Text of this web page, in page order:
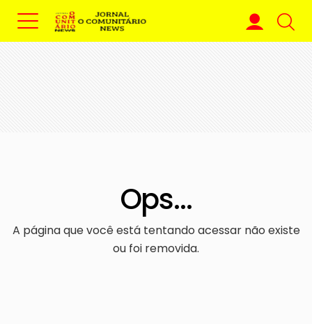
Ops...
A página que você está tentando acessar não existe
ou foi removida.